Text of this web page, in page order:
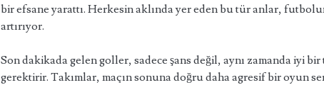
bir efsane yarattı. Herkesin aklında yer eden bu tür anlar,
artırıyor.
Son dakikada gelen goller, sadece şans değil, aynı zamanda iyi
gerektirir. Takımlar, maçın sonuna doğru daha agresif bir oyun